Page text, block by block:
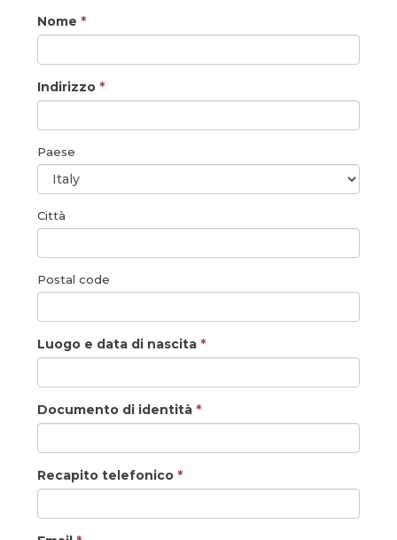
Nome *
Indirizzo *
Paese
Città
Postal code
Luogo e data di nascita *
Documento di identità *
Recapito telefonico *